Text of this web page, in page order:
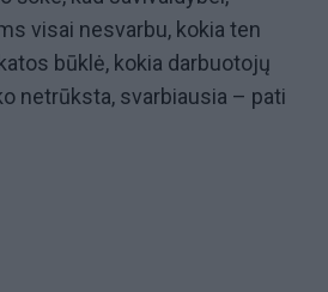
visai nesvarbu, kokia ten
būklė, kokia darbuotojų
netrūksta, svarbiausia – pati